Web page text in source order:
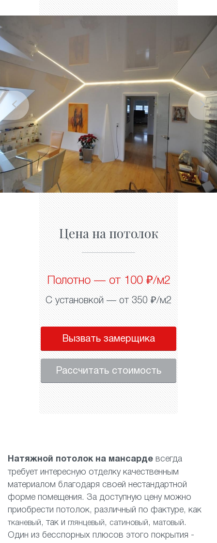
Цена на потолок
Полотно — от 100 ₽/м2
С установкой — от 350 ₽/м2
Вызвать замерщика
Рассчитать стоимость
Натяжной потолок на мансарде всегда
требует интересную отделку качественным
материалом благодаря своей нестандартной
форме помещения. За доступную цену можно
приобрести потолок, различный по фактуре, как
тканевый , так и глянцевый , сатиновый , матовый .
Один из бесспорных плюсов этого покрытия -